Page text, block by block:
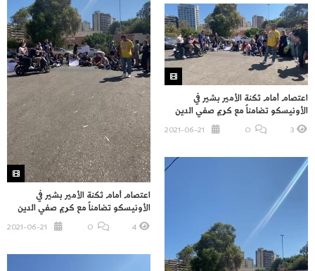
اعتصام أمام ثكنة الأمير بشير في
الأونيسكو تضامناً مع كريم صفي الدين
4
O
اعتصام أمام ثكنة الأمير بشير في
الأونيسكو تضامناً مع كريم صفي الدين
3